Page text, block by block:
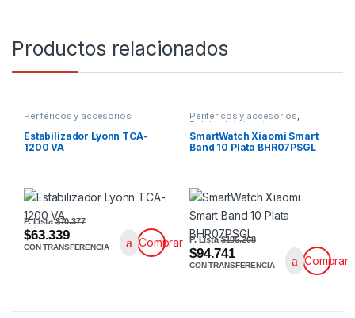
Productos relacionados
Periféricos y accesorios
Estabilizador Lyonn TCA-
1200 VA
P. Lista$70.377
$63.339
CON TRANSFERENCIA Comprar
Periféricos y accesorios,
Relojes Inteligentes
SmartWatch Xiaomi Smart
Band 10 Plata BHR07PSGL
P. Lista$105.268
$94.741
CON TRANSFERENCIA Comprar